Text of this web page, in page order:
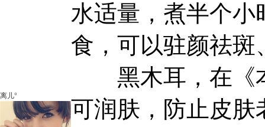
离儿°
水适量，煮半个
食，可以驻颜祛
黑木耳，在《本
可润肤，防止皮肤